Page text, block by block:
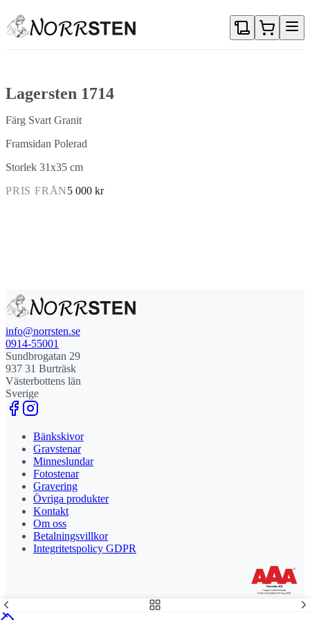
Lagersten 1714
Färg Svart Granit
Framsidan Polerad
Storlek 31x35 cm
PRIS FRÅN5 000 kr
info@norrsten.se
0914-55001
Sundbrogatan 29
937 31 Burträsk
Västerbottens län
Sverige
Bänkskivor
Gravstenar
Minneslundar
Fotostenar
Gravering
Övriga produkter
Kontakt
Om oss
Betalningsvillkor
Integritetspolicy GDPR
Stolt leverantör och delägare till Steny AB